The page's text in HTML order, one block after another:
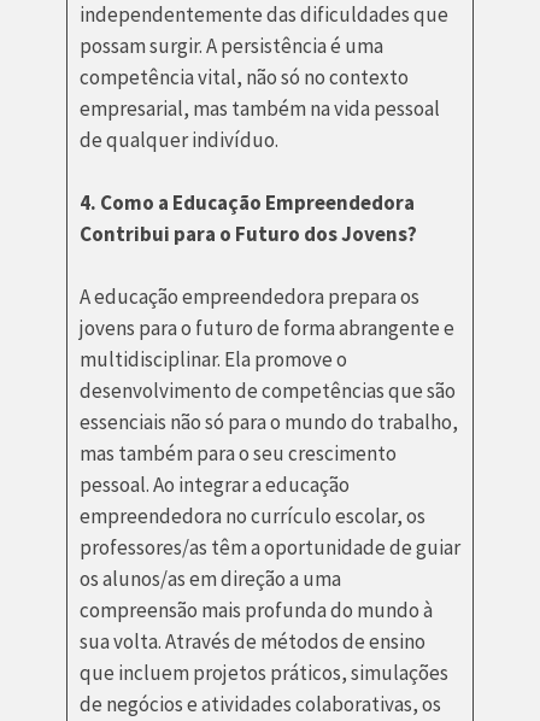
independentemente das dificuldades que
possam surgir. A persistência é uma
competência vital, não só no contexto
empresarial, mas também na vida pessoal
de qualquer indivíduo.
4. Como a Educação Empreendedora
Contribui para o Futuro dos Jovens?
A educação empreendedora prepara os
jovens para o futuro de forma abrangente e
multidisciplinar. Ela promove o
desenvolvimento de competências que são
essenciais não só para o mundo do trabalho,
mas também para o seu crescimento
pessoal. Ao integrar a educação
empreendedora no currículo escolar, os
professores/as têm a oportunidade de guiar
os alunos/as em direção a uma
compreensão mais profunda do mundo à
sua volta. Através de métodos de ensino
que incluem projetos práticos, simulações
de negócios e atividades colaborativas, os